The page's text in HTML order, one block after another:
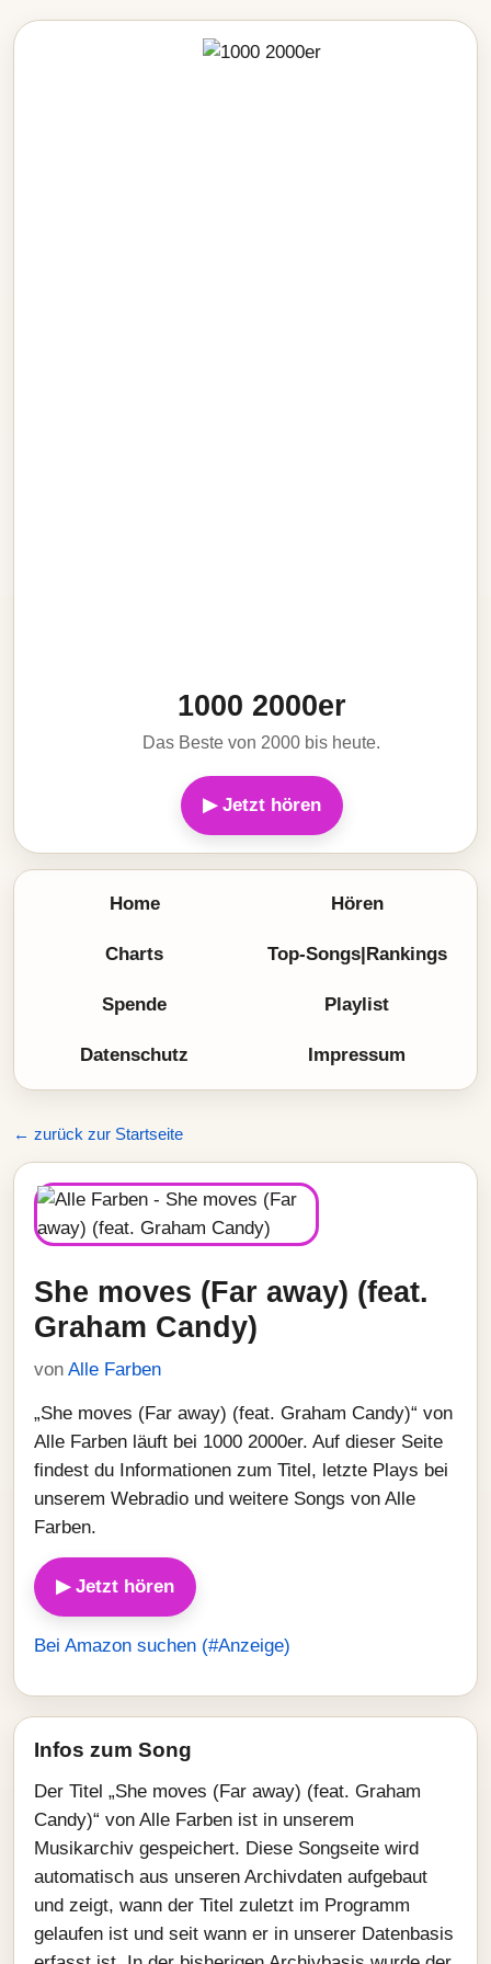
1000 2000er
Das Beste von 2000 bis heute.
▶ Jetzt hören
Home Hören
Charts Top-Songs|Rankings
Spende Playlist
Datenschutz Impressum
← zurück zur Startseite
She moves (Far away) (feat.
Graham Candy)
von Alle Farben
„She moves (Far away) (feat. Graham Candy)“ von
Alle Farben läuft bei 1000 2000er. Auf dieser Seite
findest du Informationen zum Titel, letzte Plays bei
unserem Webradio und weitere Songs von Alle
Farben.
▶ Jetzt hören
Bei Amazon suchen (#Anzeige)
Infos zum Song
Der Titel „She moves (Far away) (feat. Graham
Candy)“ von Alle Farben ist in unserem
Musikarchiv gespeichert. Diese Songseite wird
automatisch aus unseren Archivdaten aufgebaut
und zeigt, wann der Titel zuletzt im Programm
gelaufen ist und seit wann er in unserer Datenbasis